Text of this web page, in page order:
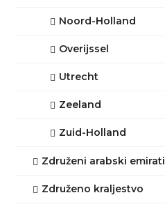
Noord-Holland
Overijssel
Utrecht
Zeeland
Zuid-Holland
Združeni arabski emirati
Združeno kraljestvo